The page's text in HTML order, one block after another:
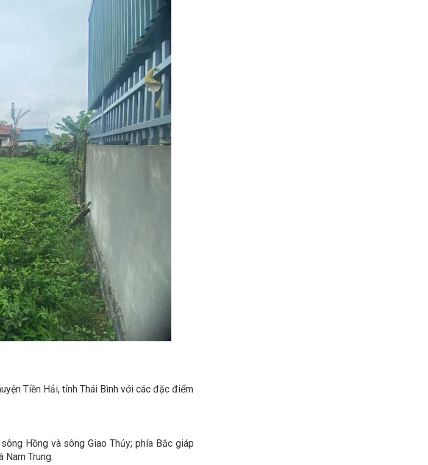
Tiền Hải, tỉnh Thái Bình với các đặc điểm
Hồng và sông Giao Thủy; phía Bắc giáp
Nam Trung.